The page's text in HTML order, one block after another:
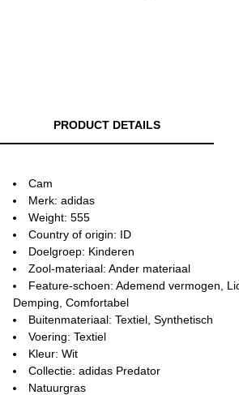
PRODUCT DETAILS
Cam
Merk: adidas
Weight: 555
Country of origin: ID
Doelgroep: Kinderen
Zool-materiaal: Ander materiaal
Feature-schoen: Ademend vermogen,
Demping, Comfortabel
Buitenmateriaal: Textiel, Synthetisch
Voering: Textiel
Kleur: Wit
Collectie: adidas Predator
Natuurgras